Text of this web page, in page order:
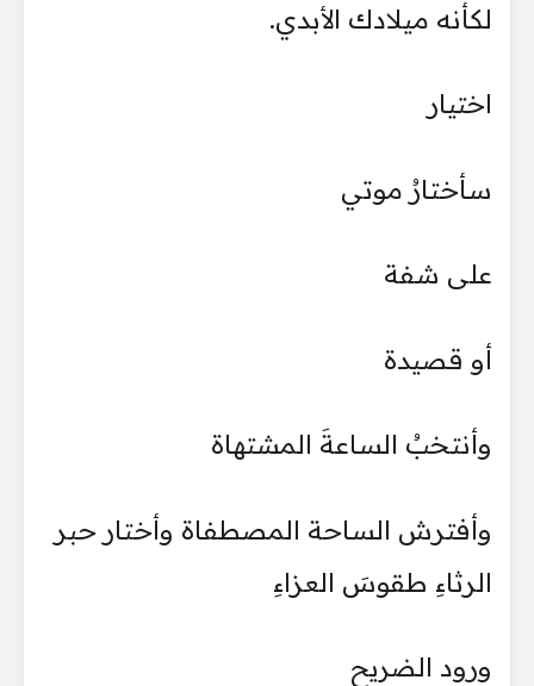
لكأنه ميلادك الأبدي.
اختيار
سأختارُ موتي
على شفة
أو قصيدة
وأنتخبُ الساعةَ المشتهاة
وأفترش الساحة المصطفاة وأختار حبر
الرثاءِ طقوسَ العزاءِ
ورود الضريحِ